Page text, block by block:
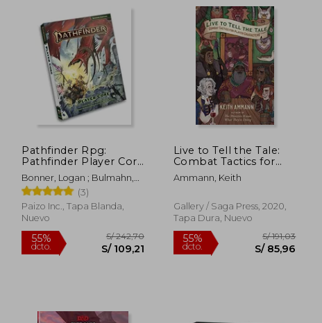
dcto.
Pathfinder Rpg:
Pathfinder Player Core
Pocket Edition (P2)
(en Inglés)
Bonner, Logan ; Bulmahn,
Jason ; Radney-Macfarland,
Stephen
(3)
Paizo Inc., Tapa Blanda,
Nuevo
Live to Tell the Tale:
Combat Tactics for
Player Characters: 2
(The Monsters Know
(en Inglés)
Ammann, Keith
Gallery / Saga Press, 2020,
Tapa Dura, Nuevo